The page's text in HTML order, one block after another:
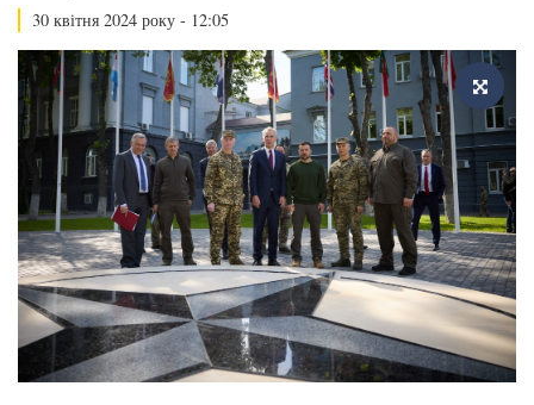
30 квітня 2024 року - 12:05